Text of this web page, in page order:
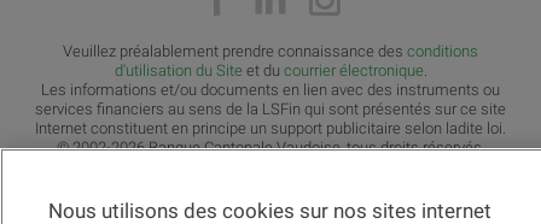
Veuillez préalablement prendre connaissance des conditions
d'utilisation du Site et du courrier électronique
Les informations et/ou documents en lien avec des instruments ou
services financiers au sens de la LSFin qui sont présentés sur ce site
Internet constituent en principe un support publicitaire selon ladite loi.
© 2002-2026 Banque Cantonale Vaudoise, tous droits réservés.
Nous utilisons des cookies sur nos sites internet